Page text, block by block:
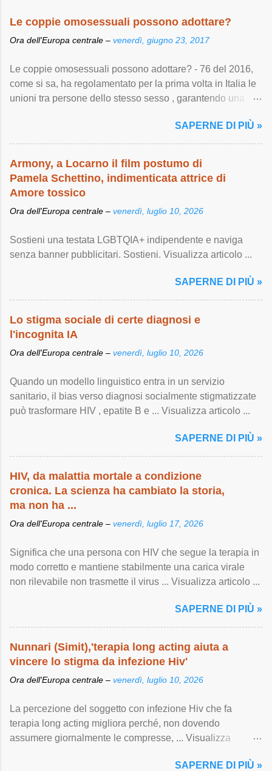
Le coppie omosessuali possono adottare?
Ora dell'Europa centrale – venerdì, giugno 23, 2017
Le coppie omosessuali possono adottare? - 76 del 2016,
come si sa, ha regolamentato per la prima volta in Italia le
unioni tra persone dello stesso sesso , garantendo una
SAPERNE DI PIÙ »
Armony, a Locarno il film postumo di
Pamela Schettino, indimenticata attrice di
Amore tossico
Ora dell'Europa centrale – venerdì, luglio 10, 2026
Sostieni una testata LGBTQIA+ indipendente e naviga
senza banner pubblicitari. Sostieni. Visualizza articolo ...
SAPERNE DI PIÙ »
Lo stigma sociale di certe diagnosi e
l'incognita IA
Ora dell'Europa centrale – venerdì, luglio 10, 2026
Quando un modello linguistico entra in un servizio
sanitario, il bias verso diagnosi socialmente stigmatizzate
può trasformare HIV , epatite B e ... Visualizza articolo ...
SAPERNE DI PIÙ »
HIV, da malattia mortale a condizione
cronica. La scienza ha cambiato la storia,
ma non ha ...
Ora dell'Europa centrale – venerdì, luglio 17, 2026
Significa che una persona con HIV che segue la terapia in
modo corretto e mantiene stabilmente una carica virale
non rilevabile non trasmette il virus ... Visualizza articolo ...
SAPERNE DI PIÙ »
Nunnari (Simit),'terapia long acting aiuta a
vincere lo stigma da infezione Hiv'
Ora dell'Europa centrale – venerdì, luglio 10, 2026
La percezione del soggetto con infezione Hiv che fa
terapia long acting migliora perché, non dovendo
assumere giornalmente le compresse, ... Visualizza
SAPERNE DI PIÙ »